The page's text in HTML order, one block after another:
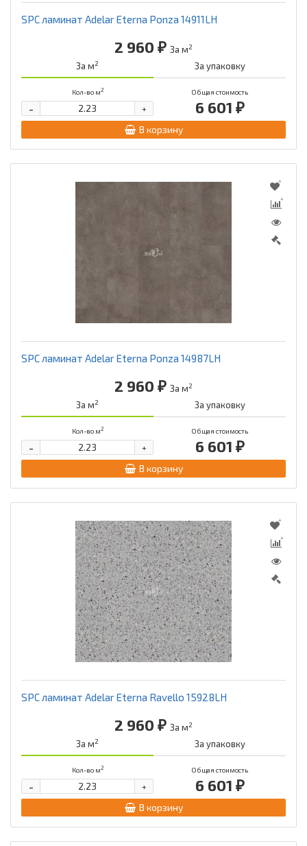
SPC ламинат Adelar Eterna Ponza 14911LH
2 960 ₽ За м2
За м2 За упаковку
Кол-во м2 Общая стоимость
6 601 ₽
+
-
В корзину
SPC ламинат Adelar Eterna Ponza 14987LH
2 960 ₽ За м2
За м2 За упаковку
Кол-во м2 Общая стоимость
6 601 ₽
+
-
В корзину
SPC ламинат Adelar Eterna Ravello 15928LH
2 960 ₽ За м2
За м2 За упаковку
Кол-во м2 Общая стоимость
6 601 ₽
+
-
В корзину